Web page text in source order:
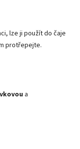
lze ji použít do čaje
protřepejte.
a